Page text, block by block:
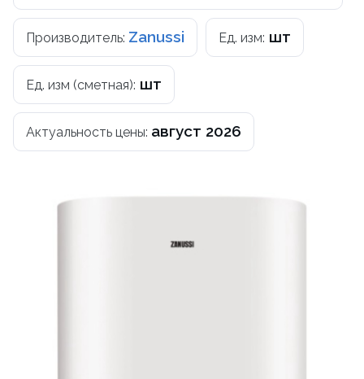
Производитель: Zanussi Ед. изм: шт
Ед. изм (сметная): шт
Актуальность цены: август 2026